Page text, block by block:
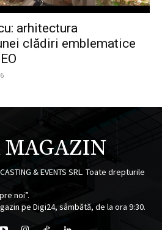
arhitectura
clădiri emblematice
MAGAZIN
& EVENTS SRL. Toate drepturile
noi”.
pe Digi24, sâmbătă, de la ora 9:30.